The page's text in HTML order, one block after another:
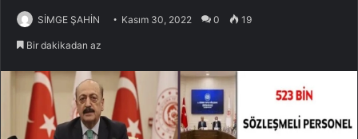
SİMGE ŞAHİN Kasım 30, 2022 0 19
Bir dakikadan az